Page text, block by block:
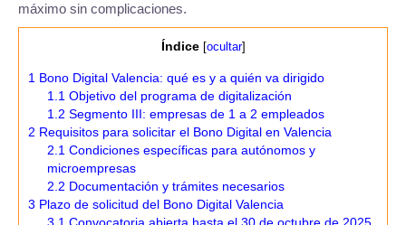
máximo sin complicaciones.
Índice [ocultar]
1 Bono Digital Valencia: qué es y a quién va dirigido
1.1 Objetivo del programa de digitalización
1.2 Segmento III: empresas de 1 a 2 empleados
2 Requisitos para solicitar el Bono Digital en Valencia
2.1 Condiciones específicas para autónomos y
microempresas
2.2 Documentación y trámites necesarios
3 Plazo de solicitud del Bono Digital Valencia